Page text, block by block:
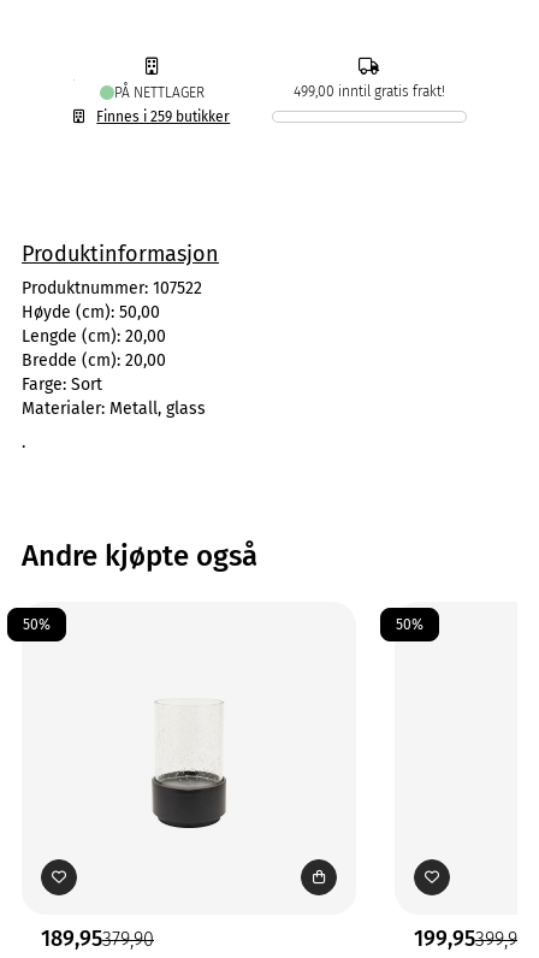
PÅ NETTLAGER
Finnes i 259 butikker
499,00 inntil gratis frakt!
Produktinformasjon
Produktnummer: 107522
Høyde (cm): 50,00
Lengde (cm): 20,00
Bredde (cm): 20,00
Farge: Sort
Materialer: Metall, glass
.
Andre kjøpte også
50%
189,95379,90
50%
199,95399,90